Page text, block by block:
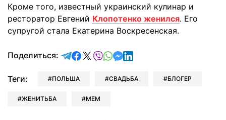
Кроме того, известный украинский кулинар и
ресторатор Евгений Клопотенко женился. Его
супругой стала Екатерина Воскресенская.
Поделиться: отправить в Telegram
поделиться в Facebook
поделиться в X
отправить в Viber
отправить в Whatsapp
отправить в Messenger
отправить в LinkedIn
Теги: ПОЛЬША СВАДЬБА БЛОГЕР
ЖЕНИТЬБА МЕМ